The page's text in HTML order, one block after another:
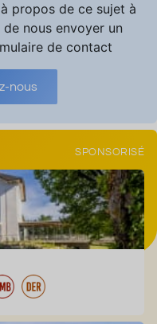
propos de ce sujet à
nous envoyer un
de contact
nous
SPONSORISÉ